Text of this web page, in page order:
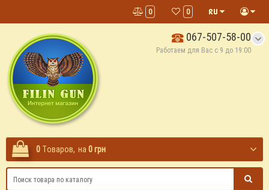
0
0
067-507-58-00
Работаем для Вас с 9 до 19:00
0 Tоваров, на 0 грн